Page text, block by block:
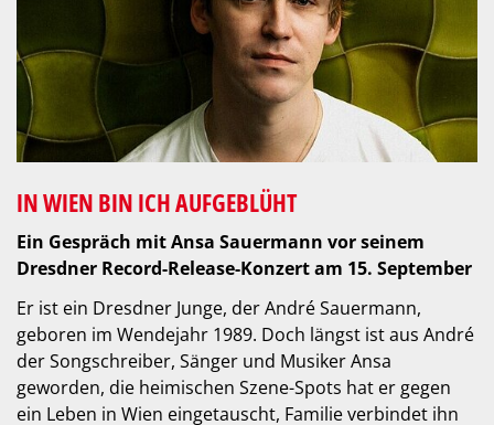
IN WIEN BIN ICH AUFGEBLÜHT
Ein Gespräch mit Ansa Sauermann vor seinem
Dresdner Record-Release-Konzert am 15. September
Er ist ein Dresdner Junge, der André Sauermann,
geboren im Wendejahr 1989. Doch längst ist aus André
der Songschreiber, Sänger und Musiker Ansa
geworden, die heimischen Szene-Spots hat er gegen
ein Leben in Wien eingetauscht, Familie verbindet ihn